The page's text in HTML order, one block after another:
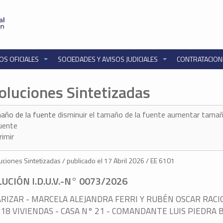
OFICIALES SOCIEDADES Y AVISOS JUDICIALES
Sintetizadas
de la fuente disminuir el tamaño de la fuente aumentar
Sintetizadas / publicado el 17 Abril 2026 / EE 6101
I.D.U.V.-N° 0073/2026
- MARCELA ALEJANDRA FERRI Y RUBÉN OSCAR
VIVIENDAS - CASA N° 21 - COMANDANTE LUIS PIEDRA